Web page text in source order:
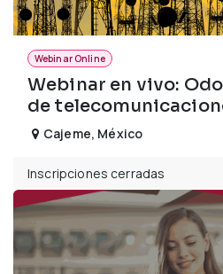
Webinar Online
Webinar en vivo:
de
Cajeme, México
Inscripciones cerradas